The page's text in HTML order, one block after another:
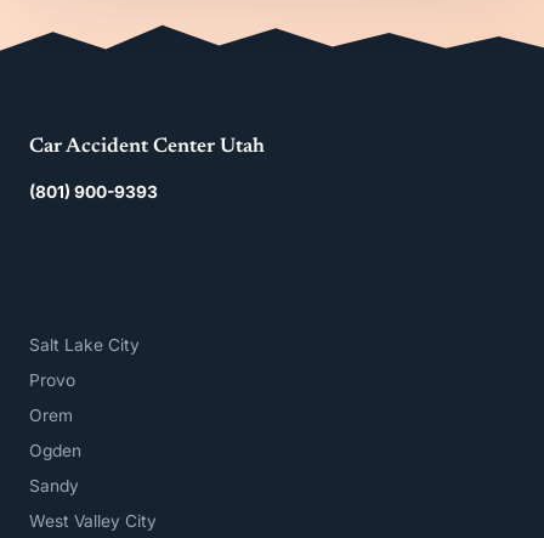
Car Accident Center Utah
(801) 900-9393
Salt Lake City
Provo
Orem
Ogden
Sandy
West Valley City